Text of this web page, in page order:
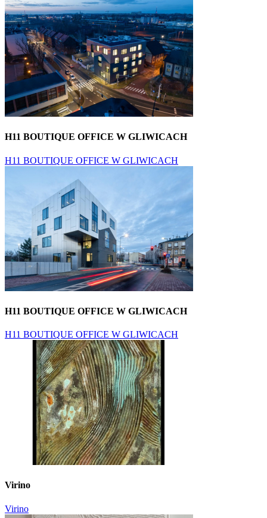
H11 BOUTIQUE OFFICE W GLIWICACH
H11 BOUTIQUE OFFICE W GLIWICACH
H11 BOUTIQUE OFFICE W GLIWICACH
H11 BOUTIQUE OFFICE W GLIWICACH
Virino
Virino